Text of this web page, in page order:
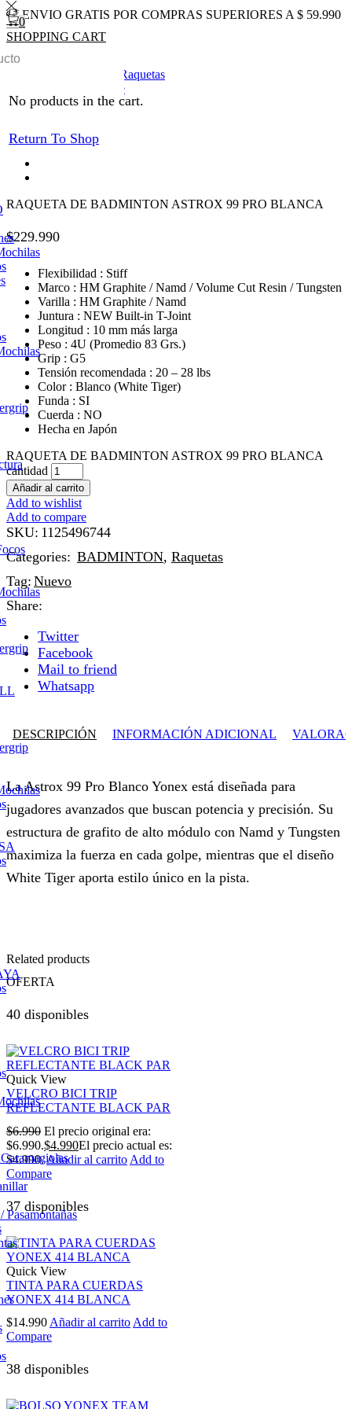
ENVIO GRATIS POR COMPRAS SUPERIORES A $ 59.990
Pasamontañas
0
SHOPPING CART
No products in the cart.
Return To Shop
Raquetas
Return to previous page
RAQUETA DE BADMINTON ASTROX 99 PRO BLANCA
$229.990
Flexibilidad : Stiff
Marco : HM Graphite / Namd / Volume Cut Resin / Tungsten
Varilla : HM Graphite / Namd
Juntura : NEW Built-in T-Joint
Longitud : 10 mm más larga
Peso : 4U (Promedio 83 Grs.)
Grip : G5
Tensión recomendada : 20 – 28 lbs
Color : Blanco (White Tiger)
Funda : SI
Cuerda : NO
Hecha en Japón
RAQUETA DE BADMINTON ASTROX 99 PRO BLANCA
cantidad
Añadir al carrito
Add to wishlist
Add to compare
SKU: 1125496744
Categories: BADMINTON, Raquetas
Tag: Nuevo
Share:
Twitter
Facebook
Mail to friend
Whatsapp
DESCRIPCIÓN INFORMACIÓN ADICIONAL
La Astrox 99 Pro Blanco Yonex está diseñada para
jugadores avanzados que buscan potencia y precisión. Su
estructura de grafito de alto módulo con Namd y Tungsten
maximiza la fuerza en cada golpe, mientras que el diseño
White Tiger aporta estilo único en la pista.
Related products
OFERTA
40 disponibles
Quick View
VELCRO BICI TRIP
REFLECTANTE BLACK PAR
$6.990 El precio original era:
$6.990.$4.990El precio actual es:
$4.990.Añadir al carrito Add to
Compare
37 disponibles
Quick View
TINTA PARA CUERDAS
YONEX 414 BLANCA
$14.990 Añadir al carrito Add to
Compare
38 disponibles